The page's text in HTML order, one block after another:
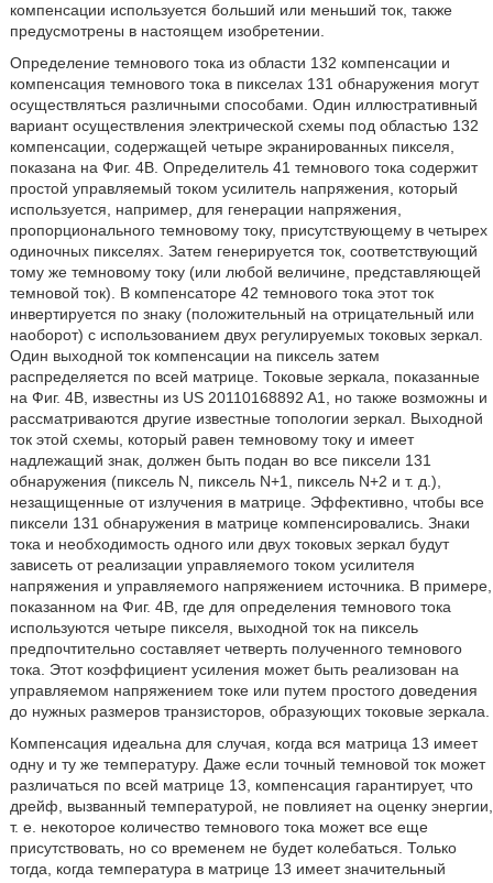
компенсации используется больший или меньший ток, также
предусмотрены в настоящем изобретении.
Определение темнового тока из области 132 компенсации и
компенсация темнового тока в пикселах 131 обнаружения могут
осуществляться различными способами. Один иллюстративный
вариант осуществления электрической схемы под областью 132
компенсации, содержащей четыре экранированных пикселя,
показана на Фиг. 4В. Определитель 41 темнового тока содержит
простой управляемый током усилитель напряжения, который
используется, например, для генерации напряжения,
пропорционального темновому току, присутствующему в четырех
одиночных пикселях. Затем генерируется ток, соответствующий
тому же темновому току (или любой величине, представляющей
темновой ток). В компенсаторе 42 темнового тока этот ток
инвертируется по знаку (положительный на отрицательный или
наоборот) с использованием двух регулируемых токовых зеркал.
Один выходной ток компенсации на пиксель затем
распределяется по всей матрице. Токовые зеркала, показанные
на Фиг. 4B, известны из US 20110168892 A1, но также возможны и
рассматриваются другие известные топологии зеркал. Выходной
ток этой схемы, который равен темновому току и имеет
надлежащий знак, должен быть подан во все пиксели 131
обнаружения (пиксель N, пиксель N+1, пиксель N+2 и т. д.),
незащищенные от излучения в матрице. Эффективно, чтобы все
пиксели 131 обнаружения в матрице компенсировались. Знаки
тока и необходимость одного или двух токовых зеркал будут
зависеть от реализации управляемого током усилителя
напряжения и управляемого напряжением источника. В примере,
показанном на Фиг. 4В, где для определения темнового тока
используются четыре пикселя, выходной ток на пиксель
предпочтительно составляет четверть полученного темнового
тока. Этот коэффициент усиления может быть реализован на
управляемом напряжением токе или путем простого доведения
до нужных размеров транзисторов, образующих токовые зеркала.
Компенсация идеальна для случая, когда вся матрица 13 имеет
одну и ту же температуру. Даже если точный темновой ток может
различаться по всей матрице 13, компенсация гарантирует, что
дрейф, вызванный температурой, не повлияет на оценку энергии,
т. е. некоторое количество темнового тока может все еще
присутствовать, но со временем не будет колебаться. Только
тогда, когда температура в матрице 13 имеет значительный